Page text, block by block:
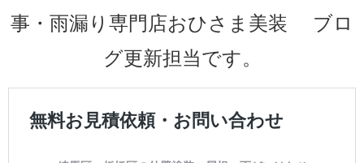
事・雨漏り専門店おひさま美装 ブロ
グ更新担当です。